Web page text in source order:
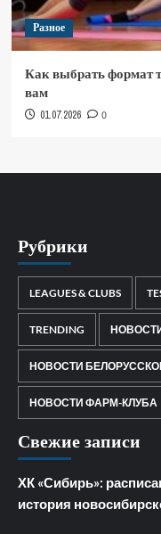
Разное
Как выбрать формат
вам
01.07.2026 0
Рубрики
LEAGUES & CLUBS
TRENDING
НОВОСТИ
НОВОСТИ ФАРМ-КЛУБА
Свежие записи
ХК «Сибирь»:
история